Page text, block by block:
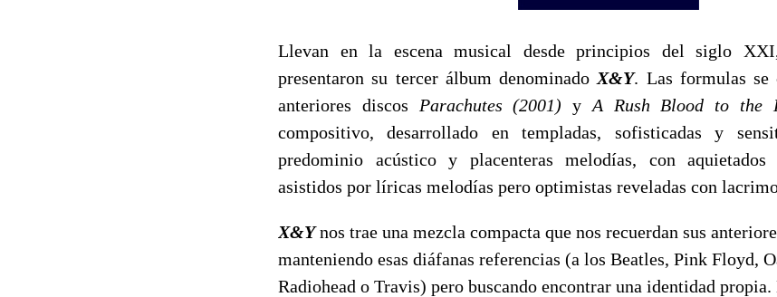
Llevan en la escena musical desde principios del siglo
presentaron su tercer álbum denominado X&Y. Las formulas se
anteriores discos Parachutes (2001) y A Rush Blood to the
compositivo, desarrollado en templadas, sofisticadas y
predominio acústico y placenteras melodías, con aquietados
asistidos por líricas melodías pero optimistas reveladas con
X&Ynos trae una mezcla compacta que nos recuerdan sus
manteniendo esas diáfanas referencias (a los Beatles, Pink Floyd,
Radiohead o Travis) pero buscando encontrar una identidad